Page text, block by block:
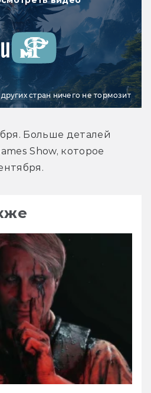
стран ничего не тормозит
Больше деталей
Show, которое